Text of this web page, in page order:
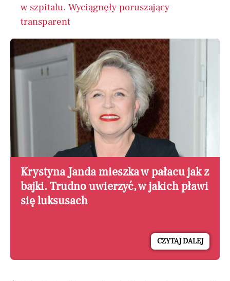
w szpitalu. Wyciągnęły poruszający
transparent
Krystyna Janda mieszka w pałacu jak z
bajki. Trudno uwierzyć, w jakich pławi
się luksusach
CZYTAJ DALEJ